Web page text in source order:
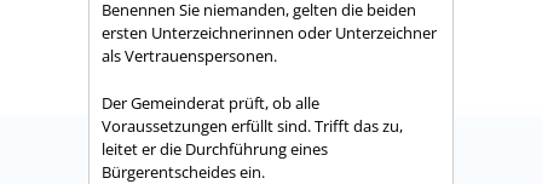
Benennen Sie niemanden, gelten die beiden
ersten Unterzeichnerinnen oder Unterzeichner
als Vertrauenspersonen.
Der Gemeinderat prüft, ob alle
Voraussetzungen erfüllt sind. Trifft das zu,
leitet er die Durchführung eines
Bürgerentscheides ein.